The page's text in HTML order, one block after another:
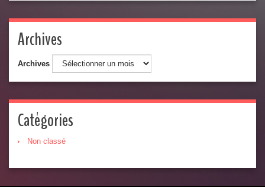
Archives
Archives
Catégories
Non classé